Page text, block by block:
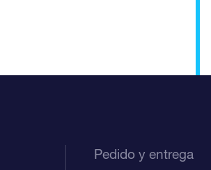
Pedido y entrega